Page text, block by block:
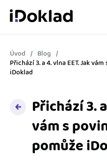
Vlastnosti
Správa kontaktů
Hlídání cashflow
Vzdělání
Nápověda
Úvod
Blog
Přichází 3. a 4. vlna EET. Jak
iDoklad
Přichází 3.
vám s
pomůže